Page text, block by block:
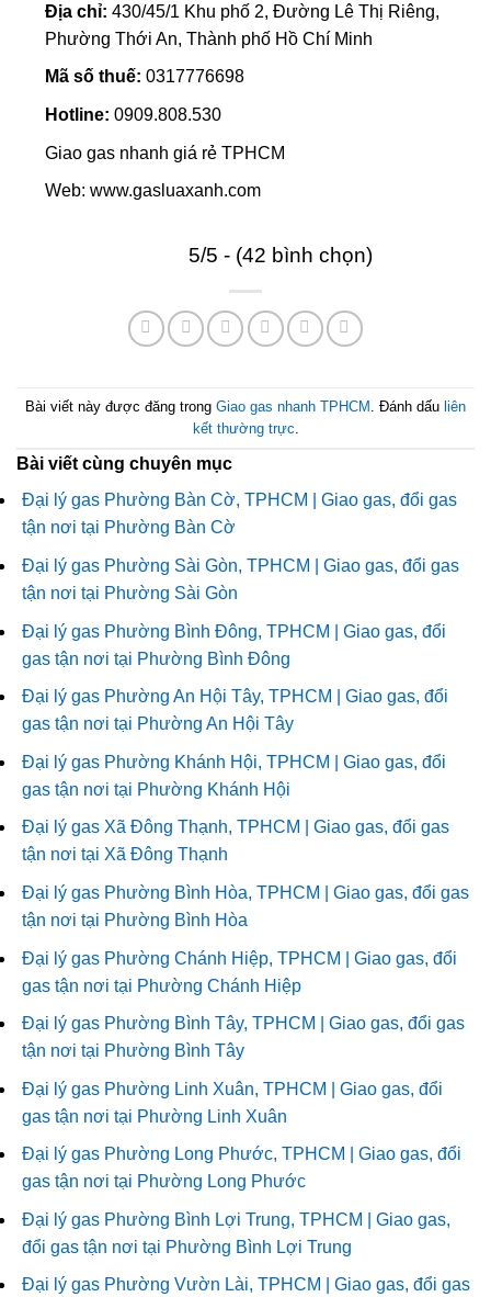
Địa chỉ: 430/45/1 Khu phố 2, Đường Lê Thị Riêng,
Phường Thới An, Thành phố Hồ Chí Minh
Mã số thuế: 0317776698
Hotline: 0909.808.530
Giao gas nhanh giá rẻ TPHCM
Web: www.gasluaxanh.com
5/5 - (42 bình chọn)
Bài viết này được đăng trong Giao gas nhanh TPHCM . Đánh dấu liên
kết thường trực
Bài viết cùng chuyên mục
Đại lý gas Phường Bàn Cờ, TPHCM | Giao gas, đổi gas
tận nơi tại Phường Bàn Cờ
Đại lý gas Phường Sài Gòn, TPHCM | Giao gas, đổi gas
tận nơi tại Phường Sài Gòn
Đại lý gas Phường Bình Đông, TPHCM | Giao gas, đổi
gas tận nơi tại Phường Bình Đông
Đại lý gas Phường An Hội Tây, TPHCM | Giao gas, đổi
gas tận nơi tại Phường An Hội Tây
Đại lý gas Phường Khánh Hội, TPHCM | Giao gas, đổi
gas tận nơi tại Phường Khánh Hội
Đại lý gas Xã Đông Thạnh, TPHCM | Giao gas, đổi gas
tận nơi tại Xã Đông Thạnh
Đại lý gas Phường Bình Hòa, TPHCM | Giao gas, đổi gas
tận nơi tại Phường Bình Hòa
Đại lý gas Phường Chánh Hiệp, TPHCM | Giao gas, đổi
gas tận nơi tại Phường Chánh Hiệp
Đại lý gas Phường Bình Tây, TPHCM | Giao gas, đổi gas
tận nơi tại Phường Bình Tây
Đại lý gas Phường Linh Xuân, TPHCM | Giao gas, đổi
gas tận nơi tại Phường Linh Xuân
Đại lý gas Phường Long Phước, TPHCM | Giao gas, đổi
gas tận nơi tại Phường Long Phước
Đại lý gas Phường Bình Lợi Trung, TPHCM | Giao gas,
đổi gas tận nơi tại Phường Bình Lợi Trung
Đại lý gas Phường Vườn Lài, TPHCM | Giao gas, đổi gas